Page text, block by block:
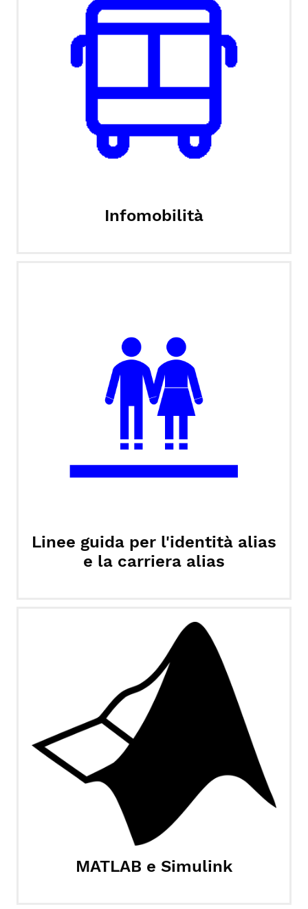
Infomobilità
Linee guida per l'identità alias
e la carriera alias
MATLAB e Simulink